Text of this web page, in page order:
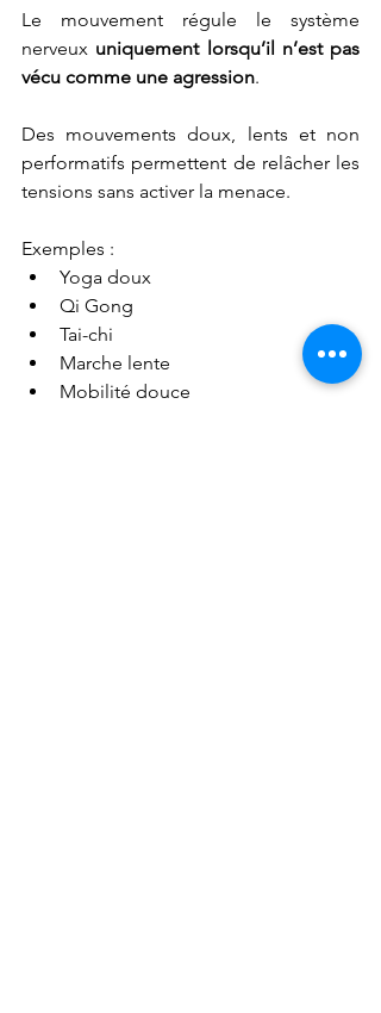
Le mouvement régule le système
nerveux uniquement lorsqu’il n’est pas
vécu comme une agression.
Des mouvements doux, lents et non
performatifs permettent de relâcher les
tensions sans activer la menace.
Exemples :
Yoga doux
Qi Gong
Tai-chi
Marche lente
Mobilité douce